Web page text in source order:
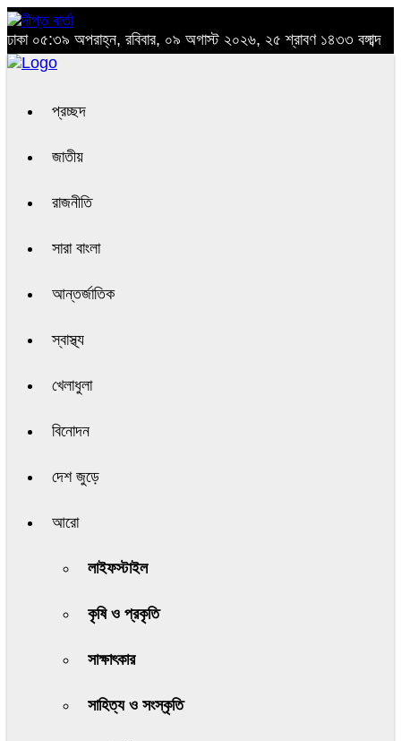
ঢাকা ০৫:৩৯ অপরাহ্ন, রবিবার, ০৯ অগাস্ট ২০২৬, ২৫ শ্রাবণ ১৪৩৩ বঙ্গাব্দ
প্রচ্ছদ
জাতীয়
রাজনীতি
সারা বাংলা
আন্তর্জাতিক
স্বাস্থ্য
খেলাধুলা
বিনোদন
দেশ জুড়ে
আরো
লাইফস্টাইল
কৃষি ও প্রকৃতি
সাক্ষাৎকার
সাহিত্য ও সংস্কৃতি